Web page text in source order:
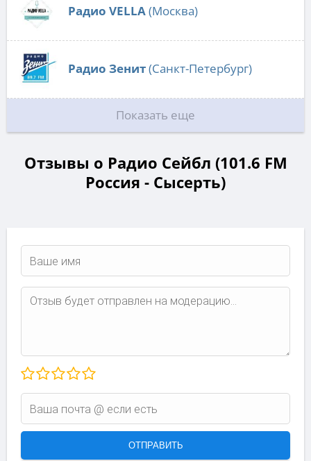
Радио VELLA(Москва)
Радио Зенит(Санкт-Петербург)
Показать еще
Отзывы о Радио Сейбл (101.6 FM
Россия - Сысерть)